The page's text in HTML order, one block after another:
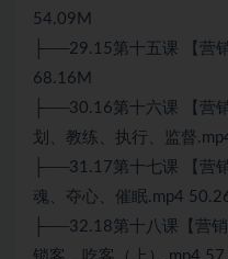
54.09M
├──29.15第十五课 【营
68.16M
├──30.16第十六课 【营
划、教练、执行、监督
├──31.17第十七课 【营
魂、夺心、催眠.mp4
├──32.18第十八课【营